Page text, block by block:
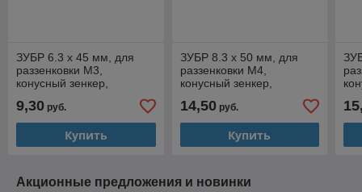
ЗУБР 6.3 x 45 мм, для
раззенковки М3,
конусный зенкер,
Профессионал (29730-3)
9,30 руб.
Купить
ЗУБР 8.3 x 50 мм, для
раззенковки М4,
конусный зенкер,
Профессионал (29730-4)
14,50руб.
Купить
Акционные предложения и новинки